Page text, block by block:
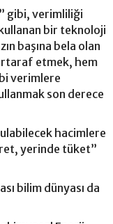
gibi, verimliliği
bir teknoloji
başına bela olan
etmek, hem
verimlere
son derece
hacimlere
yerinde tüket”
bilim dünyası da